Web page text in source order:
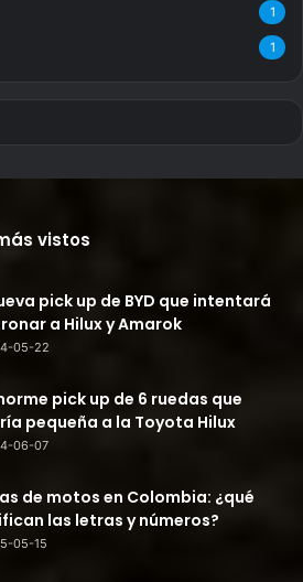
1
1
vistos
pick up de BYD que intentará
a Hilux y Amarok
05-22
pick up de 6 ruedas que
pequeña a la Toyota Hilux
06-07
de motos en Colombia: ¿qué
las letras y números?
05-15